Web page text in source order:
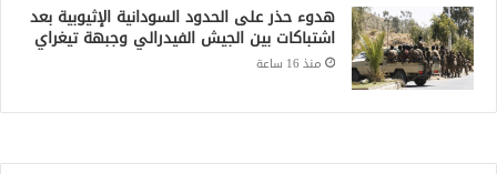
هدوء حذر على الحدود السودانية الإثيوبية بعد
اشتباكات بين الجيش الفيدرالي وجبهة تيغراي
منذ 16 ساعة